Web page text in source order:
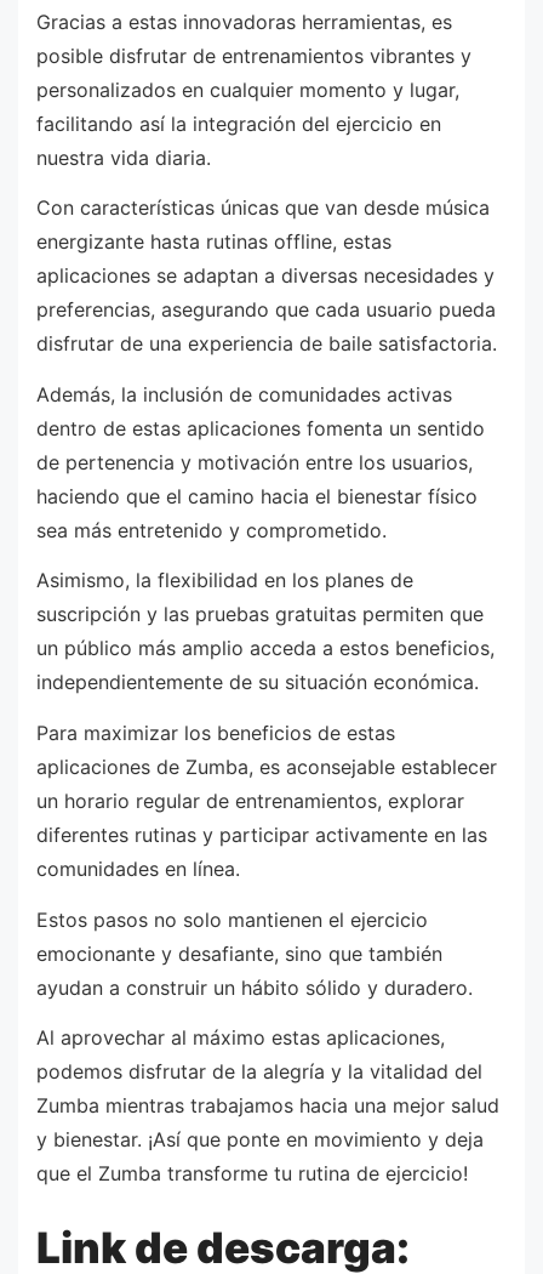
Gracias a estas innovadoras herramientas, es
posible disfrutar de entrenamientos vibrantes y
personalizados en cualquier momento y lugar,
facilitando así la integración del ejercicio en
nuestra vida diaria.
Con características únicas que van desde música
energizante hasta rutinas offline, estas
aplicaciones se adaptan a diversas necesidades y
preferencias, asegurando que cada usuario pueda
disfrutar de una experiencia de baile satisfactoria.
Además, la inclusión de comunidades activas
dentro de estas aplicaciones fomenta un sentido
de pertenencia y motivación entre los usuarios,
haciendo que el camino hacia el bienestar físico
sea más entretenido y comprometido.
Asimismo, la flexibilidad en los planes de
suscripción y las pruebas gratuitas permiten que
un público más amplio acceda a estos beneficios,
independientemente de su situación económica.
Para maximizar los beneficios de estas
aplicaciones de Zumba, es aconsejable establecer
un horario regular de entrenamientos, explorar
diferentes rutinas y participar activamente en las
comunidades en línea.
Estos pasos no solo mantienen el ejercicio
emocionante y desafiante, sino que también
ayudan a construir un hábito sólido y duradero.
Al aprovechar al máximo estas aplicaciones,
podemos disfrutar de la alegría y la vitalidad del
Zumba mientras trabajamos hacia una mejor salud
y bienestar. ¡Así que ponte en movimiento y deja
que el Zumba transforme tu rutina de ejercicio!
Link de descarga: